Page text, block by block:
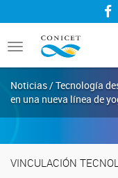
Toggle
navigation
Noticias / Tecnología
en una nueva línea de
VINCULACIÓN